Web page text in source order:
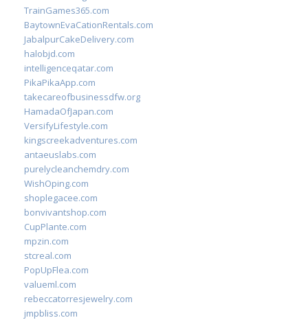
TrainGames365.com
BaytownEvaCationRentals.com
JabalpurCakeDelivery.com
halobjd.com
intelligenceqatar.com
PikaPikaApp.com
takecareofbusinessdfw.org
HamadaOfJapan.com
VersifyLifestyle.com
kingscreekadventures.com
antaeuslabs.com
purelycleanchemdry.com
WishOping.com
shoplegacee.com
bonvivantshop.com
CupPlante.com
mpzin.com
stcreal.com
PopUpFlea.com
valueml.com
rebeccatorresjewelry.com
jmpbliss.com